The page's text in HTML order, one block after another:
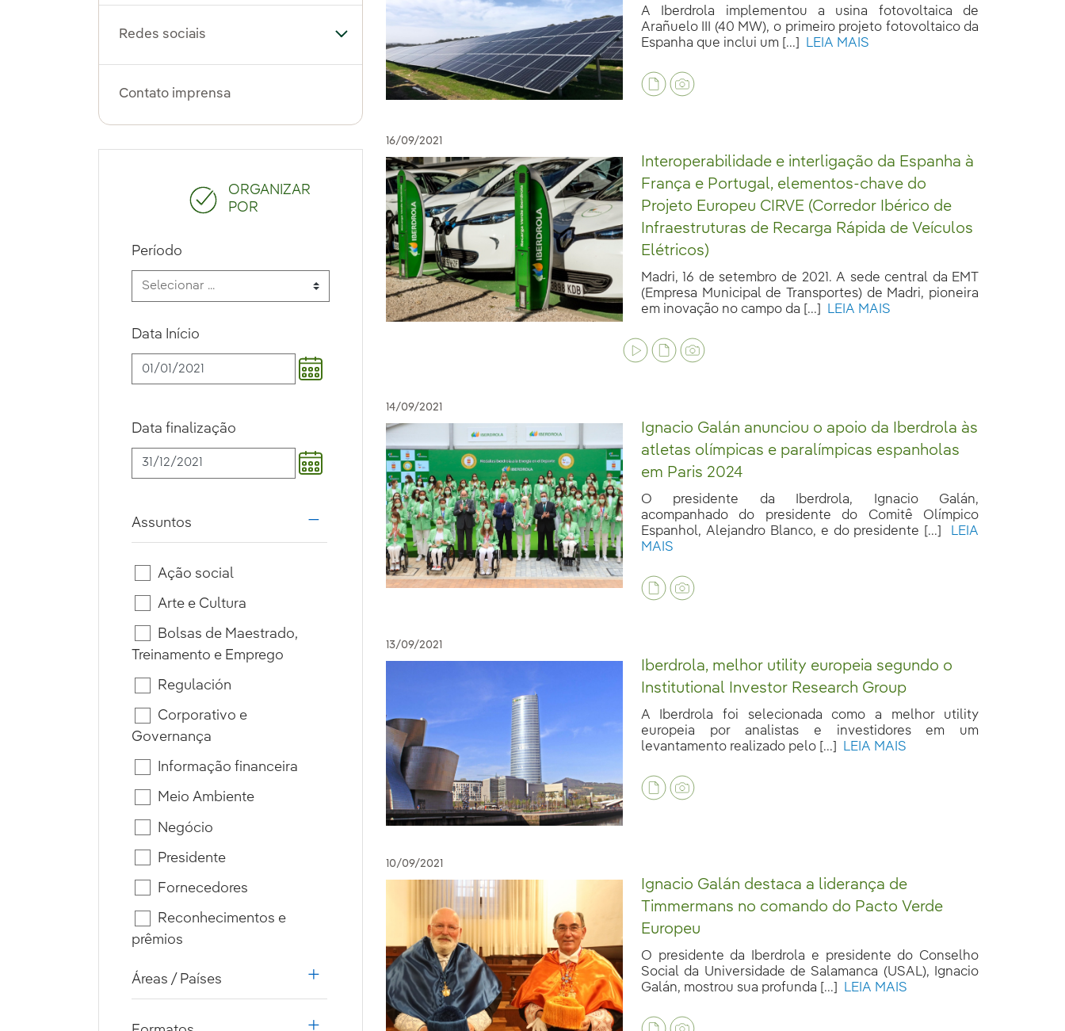
Redes sociais Alternar submenu de Redes sociais
Contato imprensa
ORGANIZAR
POR
Data Início
Data finalização
Período
Assuntos
i18n.web.accesibilidad.desplegar
Ação social
Arte e Cultura
Bolsas de Maestrado,
Treinamento e Emprego
Regulación
Corporativo e
Governança
Informação financeira
Meio Ambiente
Negócio
Presidente
Fornecedores
Reconhecimentos e
prêmios
Áreas / Países
i18n.web.accesibilidad.desplegar
A Iberdrola implementou a usina fotovoltaica de
Arañuelo III (40 MW), o primeiro projeto fotovoltaico da
Espanha que inclui um [...]
LEIA MAIS
16/09/2021
Interoperabilidade e interligação da Espanha à
França e Portugal, elementos-chave do
Projeto Europeu CIRVE (Corredor Ibérico de
Infraestruturas de Recarga Rápida de Veículos
Elétricos)
Madri, 16 de setembro de 2021. A sede central da EMT
(Empresa Municipal de Transportes) de Madri, pioneira
em inovação no campo da [...]
LEIA MAIS
14/09/2021
Ignacio Galán anunciou o apoio da Iberdrola às
atletas olímpicas e paralímpicas espanholas
em Paris 2024
O presidente da Iberdrola, Ignacio Galán,
acompanhado do presidente do Comitê Olímpico
Espanhol, Alejandro Blanco, e do presidente [...]
LEIA
MAIS
13/09/2021
Iberdrola, melhor utility europeia segundo o
Institutional Investor Research Group
A Iberdrola foi selecionada como a melhor utility
europeia por analistas e investidores em um
levantamento realizado pelo [...]
LEIA MAIS
10/09/2021
Ignacio Galán destaca a liderança de
Timmermans no comando do Pacto Verde
Europeu
O presidente da Iberdrola e presidente do Conselho
Social da Universidade de Salamanca (USAL), Ignacio
Galán, mostrou sua profunda [...]
LEIA MAIS